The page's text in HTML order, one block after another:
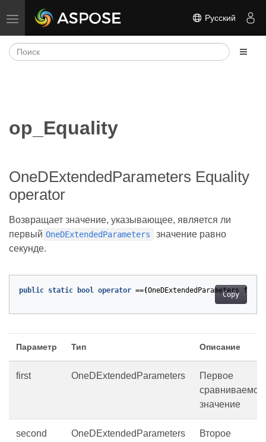
Переключить навигацию Русский
op_Equality
OneDExtendedParameters Equality
operator
Возвращает значение, указывающее, является ли
первый OneDExtendedParameters
значение равно
секунде.
Copy
public static bool operator ==(OneDExtendedParameters first
Параметр Тип Описание
first OneDExtendedParameters
Первое
сравниваемое
значение
second OneDExtendedParameters
Второе